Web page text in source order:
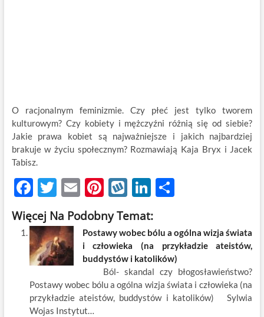
O racjonalnym feminizmie. Czy płeć jest tylko tworem
kulturowym? Czy kobiety i mężczyźni różnią się od siebie?
Jakie prawa kobiet są najważniejsze i jakich najbardziej
brakuje w życiu społecznym? Rozmawiają Kaja Bryx i Jacek
Tabisz.
F
ac
e
b
o
o
k
T
w
itt
er
E
m
ail
Pi
nt
er
es
t
W
k
o
p
Li
k
e
dI
n
S
ar
e
Więcej Na Podobny Temat:
Postawy wobec bólu a ogólna wizja świata
i człowieka (na przykładzie ateistów,
buddystów i katolików)
Ból- skandal czy błogosławieństwo?
Postawy wobec bólu a ogólna wizja świata i człowieka (na
przykładzie ateistów, buddystów i katolików) Sylwia
Wojas Instytut…